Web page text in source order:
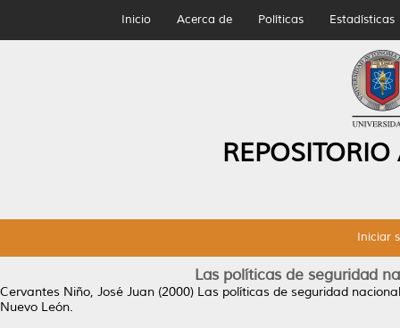
Inicio Acerca de Políticas Estadísticas
Iniciar
Las políticas de seguridad
Cervantes Niño, José Juan (2000) Las políticas de seguridad
Nuevo León.